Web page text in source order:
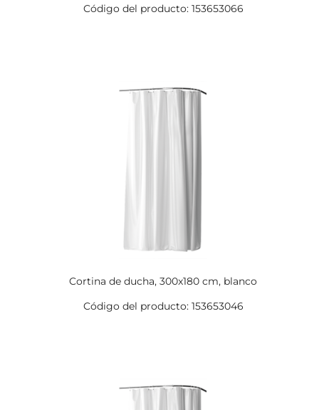
Código del producto: 153653066
Cortina de ducha, 300x180 cm, blanco
Código del producto: 153653046